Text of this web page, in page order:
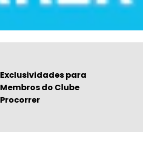
Exclusividades para
Membros do Clube
Procorrer